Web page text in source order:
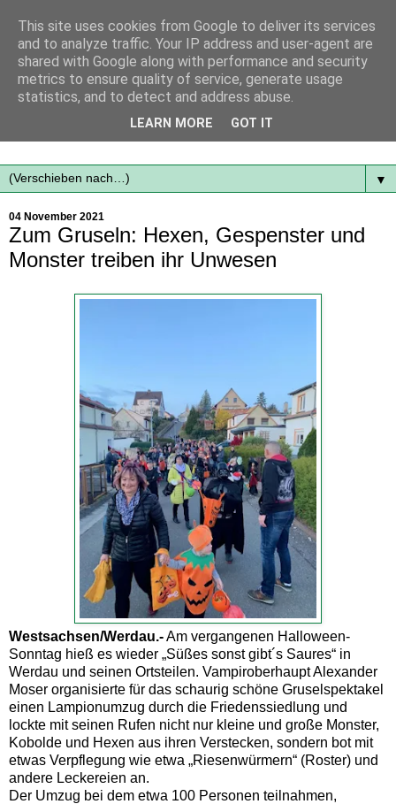
Mit frischen Themen aus der Region immer auf dem
▼
04 November 2021
Zum Gruseln: Hexen, Gespenster und
Monster treiben ihr Unwesen
Westsachsen/Werdau.-Am vergangenen Halloween-
Sonntag hieß es wieder „Süßes sonst gibt´s Saures“ in
Werdau und seinen Ortsteilen. Vampiroberhaupt Alexander
Moser organisierte für das schaurig schöne Gruselspektakel
einen Lampionumzug durch die Friedenssiedlung und
lockte mit seinen Rufen nicht nur kleine und große Monster,
Kobolde und Hexen aus ihren Verstecken, sondern bot mit
etwas Verpflegung wie etwa „Riesenwürmern“ (Roster) und
andere Leckereien an.
Der Umzug bei dem etwa 100 Personen teilnahmen,
This site uses cookies from Google to deliver its services
and to analyze traffic. Your IP address and user-agent are
shared with Google along with performance and security
metrics to ensure quality of service, generate usage
statistics, and to detect and address abuse.
LEARN MORE GOT IT